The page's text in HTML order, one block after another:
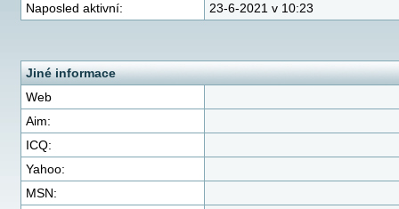
Naposled aktivní: 23-6-2021 v 10:23
Jiné informace
Web
Aim:
ICQ:
Yahoo:
MSN: